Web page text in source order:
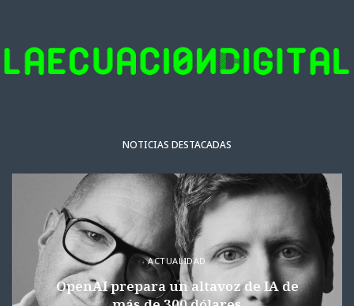
NOTICIAS DESTACADAS
ACTUALIDAD
OpenAI prepara un altavoz de IA de